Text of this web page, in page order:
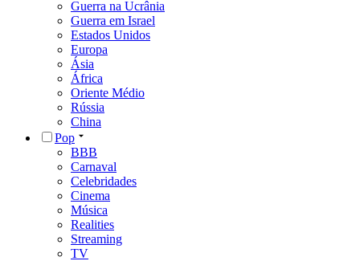
Guerra na Ucrânia
Guerra em Israel
Estados Unidos
Europa
Ásia
África
Oriente Médio
Rússia
China
Pop
BBB
Carnaval
Celebridades
Cinema
Música
Realities
Streaming
TV